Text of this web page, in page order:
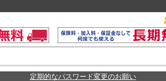
定期的なパスワード変更のお願い